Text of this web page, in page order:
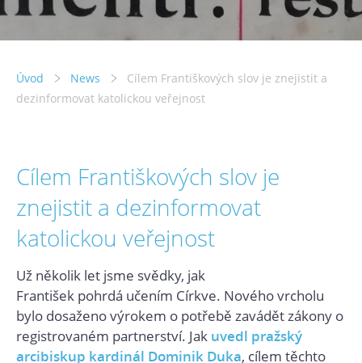
Úvod News
Cílem Františkových slov je znejistit a
dezinformovat katolickou veřejnost
Cílem Františkových slov je
znejistit a dezinformovat
katolickou veřejnost
Už několik let jsme svědky, jak
František pohrdá učením Církve. Nového vrcholu
bylo dosaženo výrokem o potřebě zavádět zákony o
registrovaném partnerství. Jak uvedl pražský
arcibiskup kardinál Dominik Duka, cílem těchto